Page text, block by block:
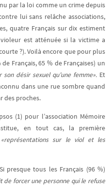
par la loi comme un crime depuis
lui sans relâche associations,
quatre Français sur dix estiment
est atténuée si la victime a
?). Voilà encore que pour plus
Français, 65 % de Françaises) un
son désir sexuel qu’une femme». Et
dans une rue sombre quand
des proches.
(1) pour l’association Mémoire
en tout cas, la première
«représentations sur le viol et les
presque tous les Français (96 %)
de forcer une personne qui le refuse